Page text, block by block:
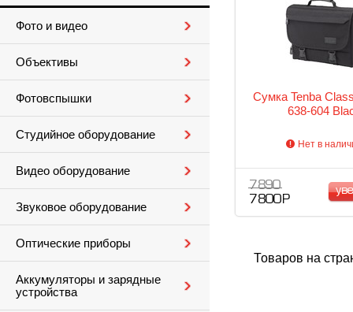
Фото и видео
Объективы
Фотовспышки
Студийное оборудование
Видео оборудование
Звуковое оборудование
Оптические приборы
Аккумуляторы и зарядные
устройства
Сумка Tenba
638-604
Нет в
7 890
7 800 Р
Товаров на